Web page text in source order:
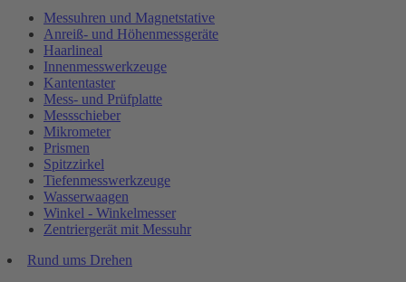
Messuhren und Magnetstative
Anreiß- und Höhenmessgeräte
Haarlineal
Innenmesswerkzeuge
Kantentaster
Mess- und Prüfplatte
Messschieber
Mikrometer
Prismen
Spitzzirkel
Tiefenmesswerkzeuge
Wasserwaagen
Winkel - Winkelmesser
Zentriergerät mit Messuhr
Rund ums Drehen